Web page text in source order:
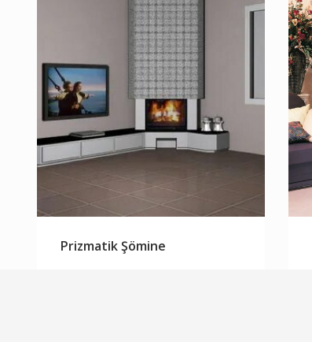
Prizmatik Şömine